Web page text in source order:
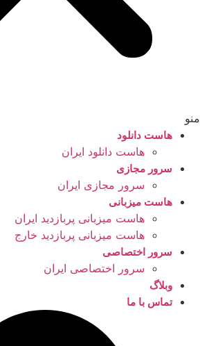
منو
هاست دانلود
هاست دانلود ایران
سرور مجازی
سرور مجازی ایران
هاست میزبانی
هاست میزبانی پربازدید ایران
هاست میزبانی پربازدید خارج
سرور اختصاصی
سرور اختصاصی ایران
وبلاگ
تماس با ما